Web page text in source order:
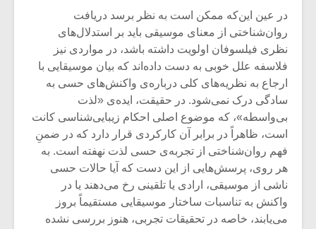
در عین این‌که ممکن است به نظر برسد دریافت
روان‌شناختی از معنای موسیقی باید بر استدلال‌های
نظری فیلسوفان اولویت داشته باشد، در مواردی نیز
فلاسفه علل خوبی به دست داده‌اند که بیان موسیقایی با
ارجاع به نظریه‌های کلی درباره‌ی واکنش‌های حسی به
سادگی درک نمی‌شود. در حقیقت، ایده‌ی «لذت
بی‌واسطه»، که موضوع اصلی احکام زیبایی‌شناسی کانت
است، ظاهراً در برابر آن کارکردی قرار دارد که در ضمنِ
فهم روان‌شناختی از تجربه‌ی حسی لذت نهفته است. به
هر روی، پرسش‌هایی از این دست که آیا حالات حسی
ناشی از موسیقی، ارادی یا تلقینی رخ می‌دهند یا در
واکنش به تناسبات ساختار موسیقایی مستقیماً بروز
می‌یابند، خاصه در تحقیقات تجربی، هنوز بررسی نشده‌